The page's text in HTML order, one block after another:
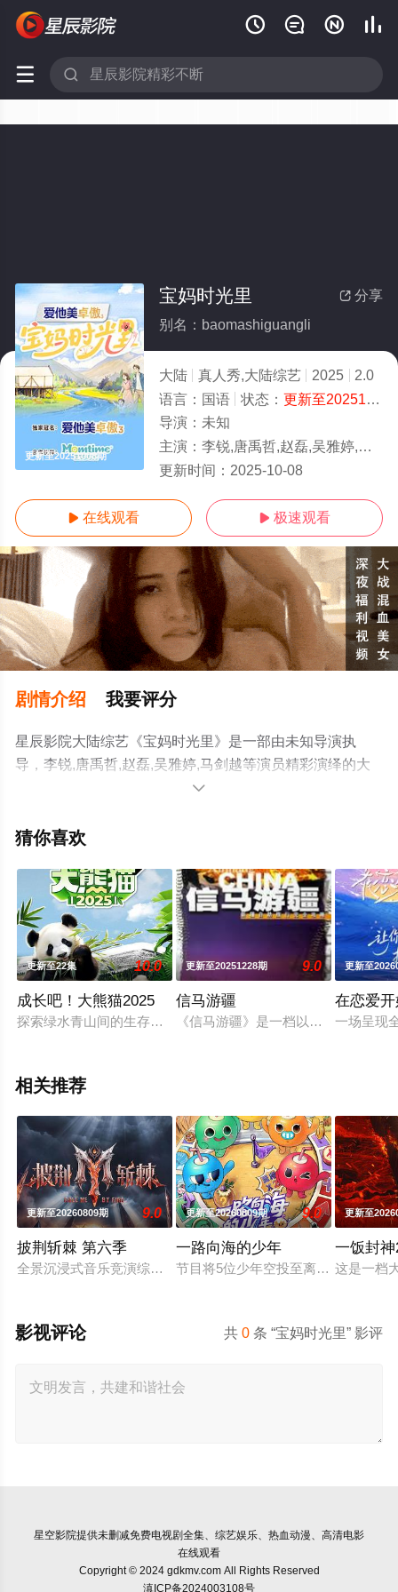
   
 
更新至20251008期
 分享
宝妈时光里
别名：baomashiguangli
大陆 真人秀,大陆综艺 2025
2.0
语言： 国语 状态： 更新至20251008期
导演： 未知
主演： 李锐,唐禹哲,赵磊,吴雅婷,马剑越
更新时间： 2025-10-08
 在线观看  极速观看
剧情介绍 我要评分
星辰影院大陆综艺《宝妈时光里》是一部由未知导演执
导，李锐,唐禹哲,赵磊,吴雅婷,马剑越等演员精彩演绎的大
陆综艺，手机免费观看高清无删减完整版综艺节目就上星
网等平台了解。

猜你喜欢
更新至22集 10.0
成长吧！大熊猫2025
探索绿水青山间的生存智慧，国宝大熊猫的故事再度上新！《成
更新至20251228期 9.0
信马游疆
《信马游疆》是一档以车轮丈量国
更新至
在恋爱
一场呈现
相关推荐
更新至20260809期 9.0
披荆斩棘 第六季
全景沉浸式音乐竞演综艺再升级。新一季在延续经典的同时，
更新至20260809期 9.0
一路向海的少年
节目将5位少年空投至离海最远的大
更新至
一饭封神
这是一档
共0 条 “宝妈时光里” 影评
影视评论
星空影院提供未删减免费电视剧全集、综艺娱乐、热血动漫、高清电影
在线观看
Copyright © 2024 gdkmv.com All Rights Reserved
滇ICP备2024003108号